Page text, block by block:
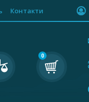
Контакти
0